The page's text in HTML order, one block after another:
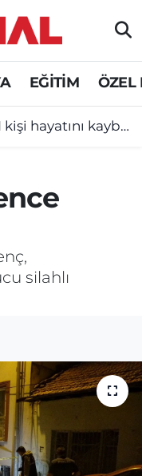
EĞİTİM ÖZEL
hayatını kaybetti
silahlı
Fikstür